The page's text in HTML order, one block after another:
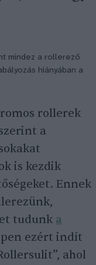
mindez a rollerező
hiányában a
rollerek
a
is kezdik
Ennek
tudunk a
ezért indít
ahol